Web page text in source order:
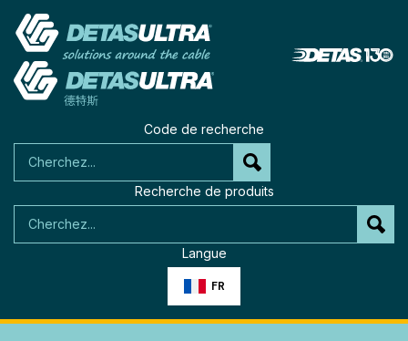
Code de recherche
Recherche de produits
Langue
FR